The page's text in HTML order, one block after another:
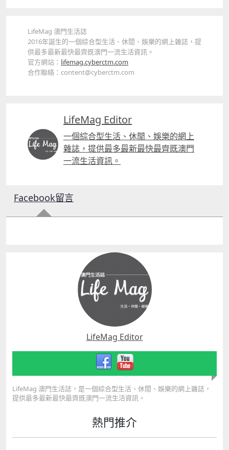
LifeMag 澳門生活誌
2016年誕生的一個綜合型生活、休閒、娛樂的網上雜誌，提
供最多最新最快最齊既澳門一流生活資訊。
官方網站： lifemag.cyberctm.com
合作聯絡：content@cyberctm.com
LifeMag Editor
一個綜合型生活、休閒、娛樂的網上
雜誌，提供最多最新最快最齊既澳門
一流生活資訊。
Facebook留言
LifeMag Editor
LifeMag 澳門生活誌，是一個綜合型生活、休閒、娛樂的網上雜誌，
提供最多最新最快最齊既澳門一流生活資訊。
熱門推介